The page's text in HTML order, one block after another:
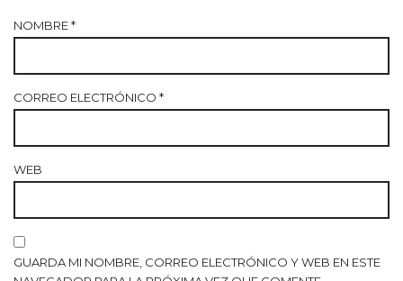
NOMBRE*
CORREO ELECTRÓNICO *
WEB
GUARDA MI NOMBRE, CORREO ELECTRÓNICO Y WEB EN ESTE